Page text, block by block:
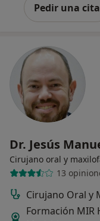
Pedir una cita
Dr. Jesús
Cirujano oral y
13
Cirujano Oral y
Formación MIR